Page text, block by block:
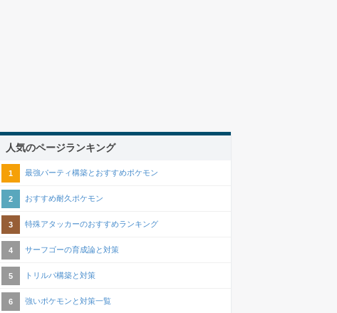
人気のページランキング
最強パーティ構築とおすすめポケモン
おすすめ耐久ポケモン
特殊アタッカーのおすすめランキング
サーフゴーの育成論と対策
トリルパ構築と対策
強いポケモンと対策一覧